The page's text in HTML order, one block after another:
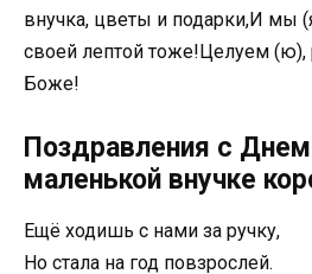
внучка, цветы и подарки,И мы
своей лептой тоже!Целуем (ю),
Боже!
Поздравления с
маленькой внучке
Ещё ходишь с нами за ручку,
Но стала на год повзрослей.